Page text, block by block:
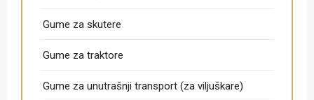
Gume za skutere
Gume za traktore
Gume za unutrašnji transport (za viljuškare)